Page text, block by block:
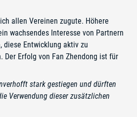
allen Vereinen zugute. Höhere
wachsendes Interesse von Partnern
diese Entwicklung aktiv zu
Erfolg von Fan Zhendong ist für
stark gestiegen und dürften
Verwendung dieser zusätzlichen